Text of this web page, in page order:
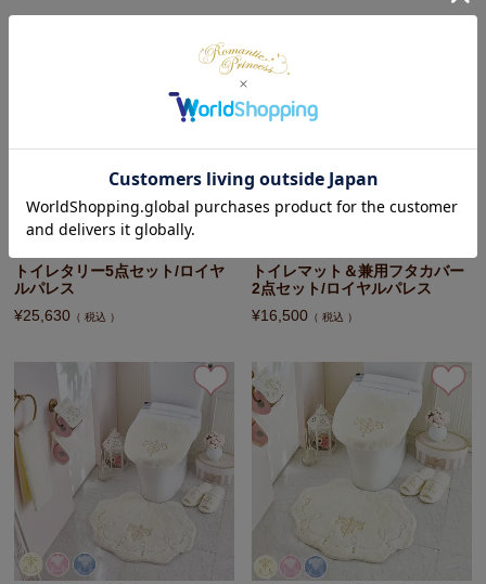
トイレタリー5点セット/ロイヤ
ルパレス
¥25,630 税込
トイレマット＆兼用フタカバー
2点セット/ロイヤルパレス
¥16,500 税込